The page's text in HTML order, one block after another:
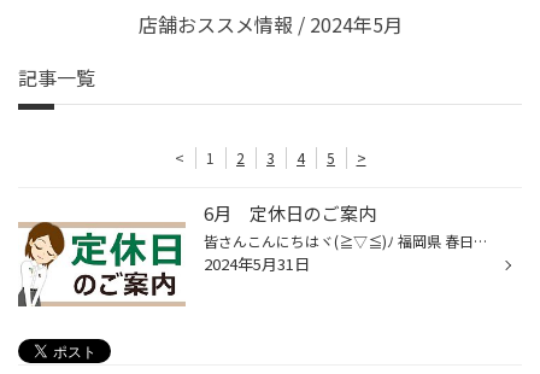
店舗おススメ情報 / 2024年5月
記事一覧
< 1 2 3 4 5 >
6月 定休日のご案内
皆さんこんにちはヾ(≧▽≦)ﾉ 福岡県 春日市 若葉台東 にあるタイヤ館春日店です。 タイヤ館春日店のHPをご覧いただき誠にありがとうございます！ タイヤ館春日店の5月の定休日は 5日・12日・18日・19日・26日 となっております。 ご迷惑をおかけいたしますが、 ご来店の際はご注意くださいませm(_ _)m
2024年5月31日